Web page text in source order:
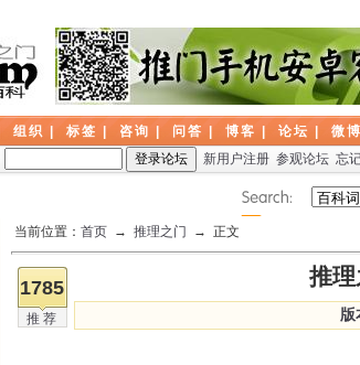
组织 标签 咨询 问答 博客 论坛 微博
新用户注册 参观论坛 忘
当前位置： 首页 → 推理之门 → 正文
1785
推荐
推理
版